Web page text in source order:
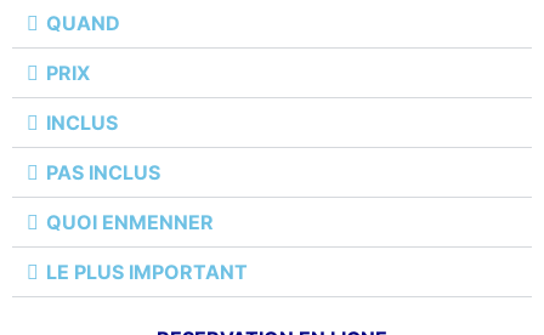
QUAND
PRIX
INCLUS
PAS INCLUS
QUOI ENMENNER
LE PLUS IMPORTANT